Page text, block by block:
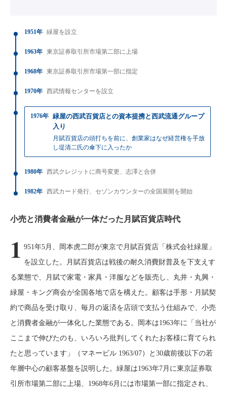
1951年 緑屋を設立
1963年 東京証券取引所市場第二部に上場
1968年 東京証券取引所市場第一部に指定
1970年 西武情報センターを設立
1976年 緑屋の西武百貨店との資本提携と西武流通グループ
入り
月賦百貨店の頭打ちを前に、創業家はなぜ経営権を手放
し堤清二氏の傘下に入ったか
1980年 西武クレジットに商号変更、志澤と合併
1982年 西武カード発行、セゾンカウンターの全国展開を開始
小売と消費者金融が一体だった月賦百貨店時代
1 951年5月、岡本虎二郎が東京で月賦百貨店「株式会社緑屋」
を設立した。月賦百貨店は戦後の耐久消費財普及を下支えす
る業態で、月賦で家電・家具・洋服などを販売し、丸井・丸興・
緑屋・キング商会が全国各地で店を構えた。顧客は手形・月賦契
約で商品を受け取り、毎月の返済を店頭で支払う仕組みで、小売
と消費者金融が一体化した業態である。岡本は1963年に「当社が
ここまで伸びたのも、いろいろ批判してくれたお客様に育てられ
たと思っています」（マネービル 1963/07）と30歳前後以下の若
年層中心の顧客基盤を説明した。緑屋は1963年7月に東京証券取
引所市場第二部に上場、1968年6月には市場第一部に指定され、